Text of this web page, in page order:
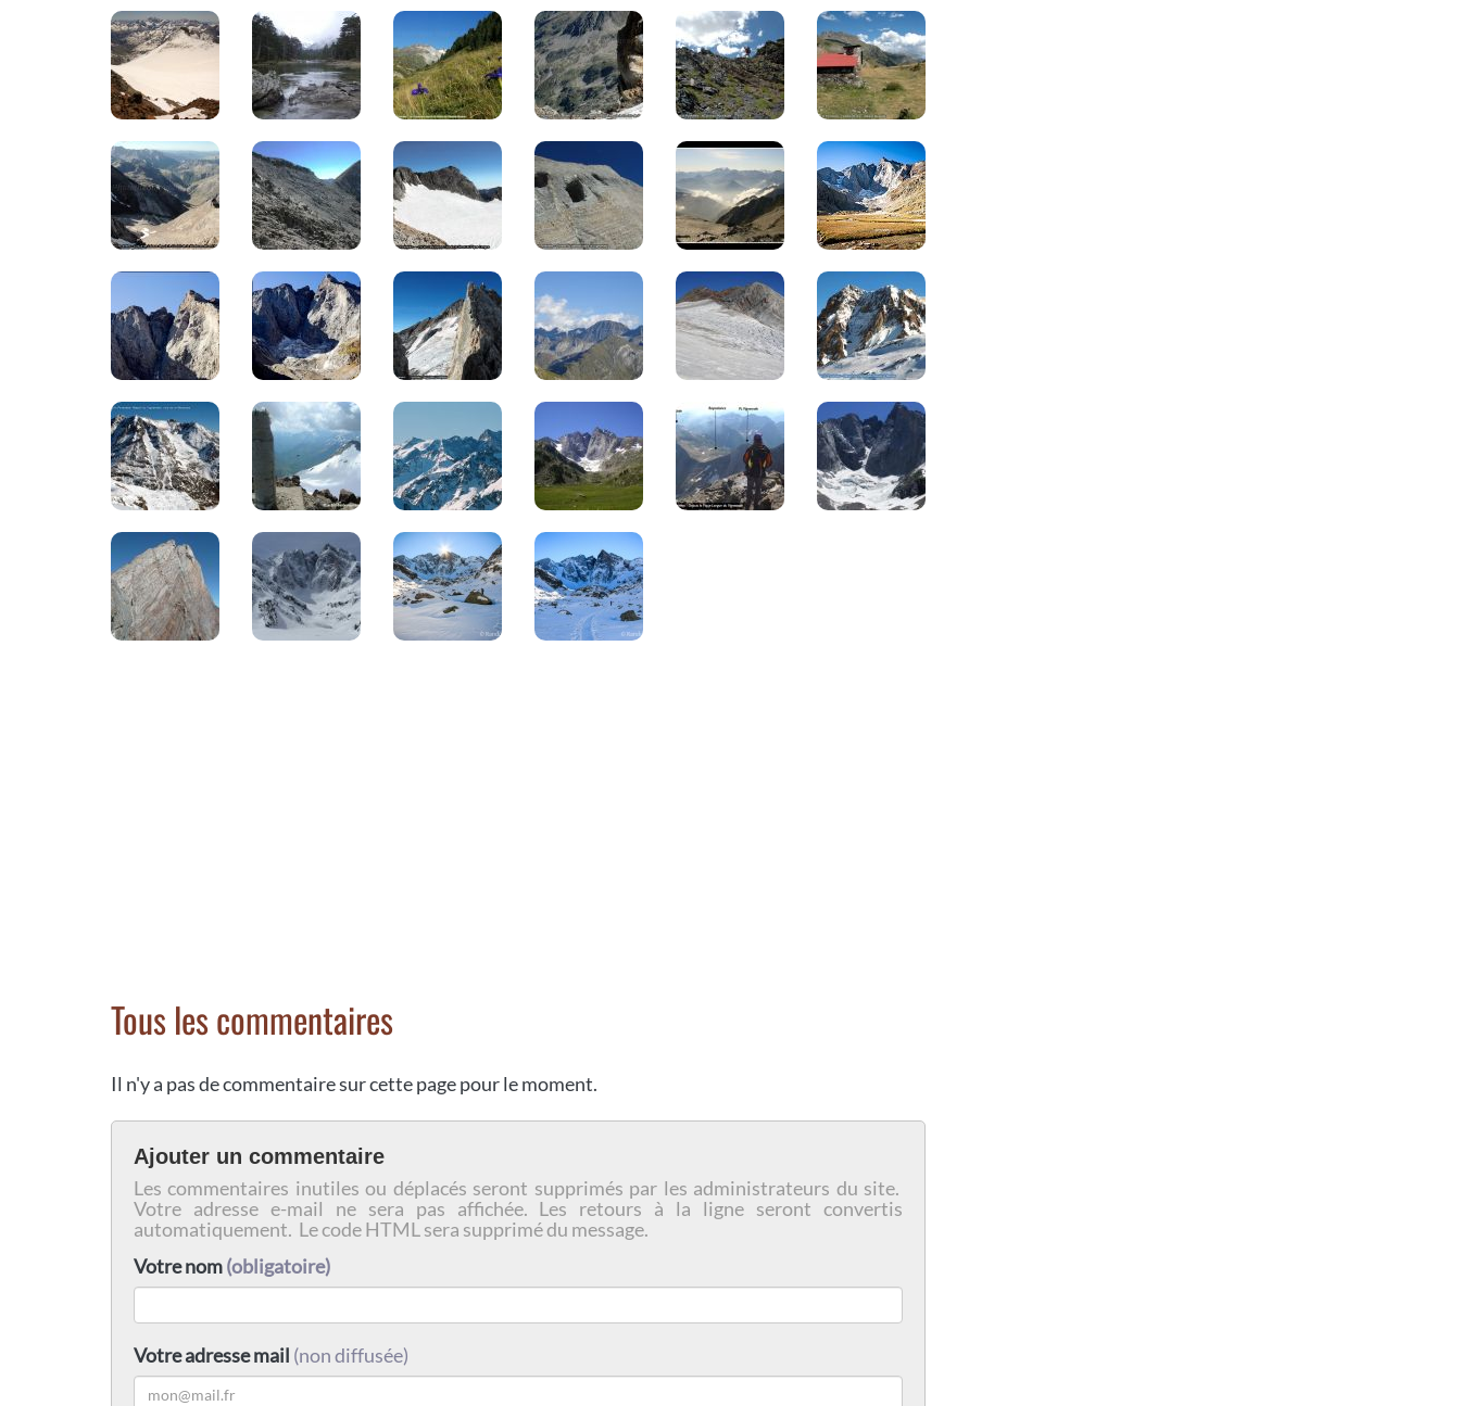
Tous les commentaires
Il n'y a pas de commentaire sur cette page pour le moment.
Ajouter un commentaire
Les commentaires inutiles ou déplacés seront supprimés par les administrateurs du site.
Votre adresse e-mail ne sera pas affichée. Les retours à la ligne seront convertis
automatiquement. Le code HTML sera supprimé du message.
Votre nom(obligatoire)
Votre adresse mail (non diffusée)